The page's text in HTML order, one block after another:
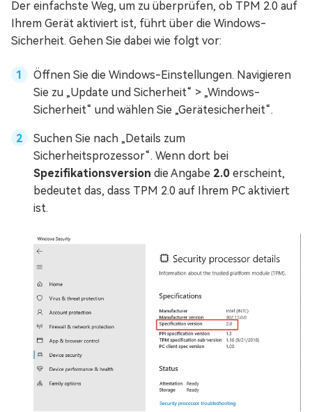
Der einfachste Weg, um zu überprüfen, ob TPM 2.0 auf
Ihrem Gerät aktiviert ist, führt über die Windows-
Sicherheit. Gehen Sie dabei wie folgt vor:
Öffnen Sie die Windows-Einstellungen. Navigieren
Sie zu „Update und Sicherheit“ > „Windows-
Sicherheit“ und wählen Sie „Gerätesicherheit“.
Suchen Sie nach „Details zum
Sicherheitsprozessor“. Wenn dort bei
Spezifikationsversion die Angabe 2.0 erscheint,
bedeutet das, dass TPM 2.0 auf Ihrem PC aktiviert
ist.